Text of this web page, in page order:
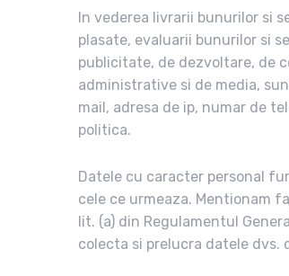
In vederea livrarii bunurilor si
plasate, evaluarii bunurilor si
publicitate, de dezvoltare, de
administrative si de media,
mail, adresa de ip, numar de
politica.
Datele cu caracter personal
cele ce urmeaza. Mentionam
lit. (a) din Regulamentul
colecta si prelucra datele dvs.